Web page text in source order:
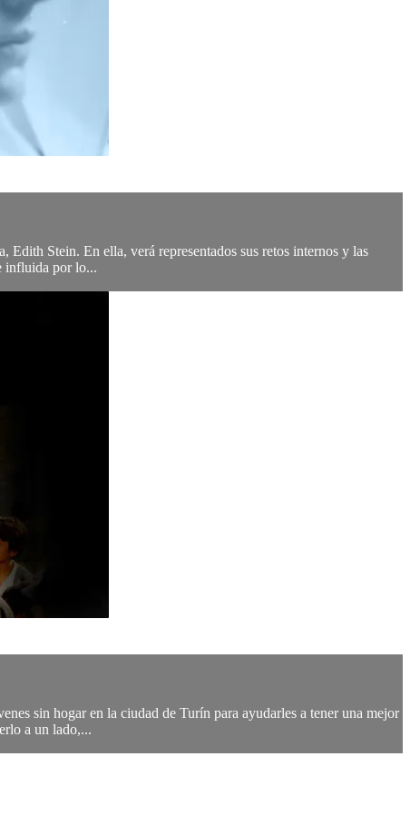
Stein. En ella, verá representados sus retos internos y las
influida por lo...
sin hogar en la ciudad de Turín para ayudarles a tener una mejor
a un lado,...